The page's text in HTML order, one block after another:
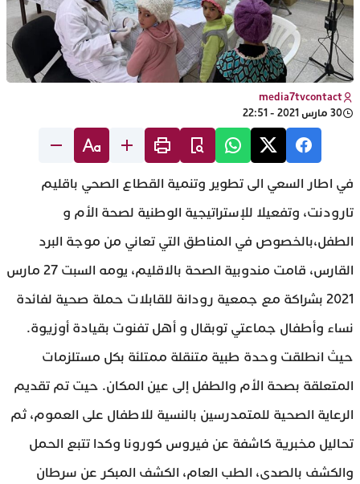
media7tvcontact
30 مارس 2021 - 22:51
في اطار السعي الى تطوير وتنمية القطاع الصحي باقليم
تارودنت، وتفعيلا للإستراتيجية الوطنية لصحة الأم و
الطفل،بالخصوص في المناطق التي تعاني من موجة البرد
القارس، قامت مندوبية الصحة بالاقليم، يومه السبت 27 مارس
2021 بشراكة مع جمعية رودانة للقابلات حملة صحية لفائدة
نساء وأطفال جماعتي توبقال و أهل تفنوت بقيادة أوزيوة.
حيث انطلقت وحدة طبية متنقلة ممتلئة بكل مستلزمات
المتعلقة بصحة الأم والطفل إلى عين المكان. حيت تم تقديم
الرعاية الصحية للمتمدرسين بالنسية للاطفال على العموم، ثم
تحاليل مخبرية كاشفة عن فيروس كورونا وكدا تتبع الحمل
والكشف بالصدى، الطب العام، الكشف المبكر عن سرطان